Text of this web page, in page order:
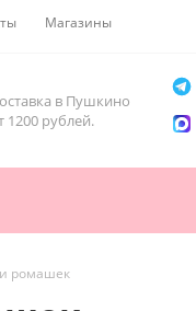
Магазины
в Пушкино
1200 рублей.
и ромашек